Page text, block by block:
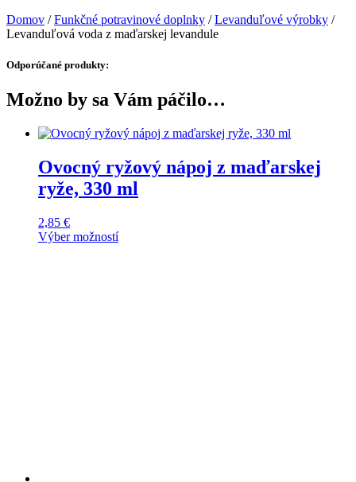
Domov /Funkčné potravinové doplnky /Levanduľové výrobky /
Levanduľová voda z maďarskej levandule
Odporúčané produkty:
Možno by sa Vám páčilo…
Ovocný ryžový nápoj z maďarskej
ryže, 330 ml
2,85 €
Výber možností